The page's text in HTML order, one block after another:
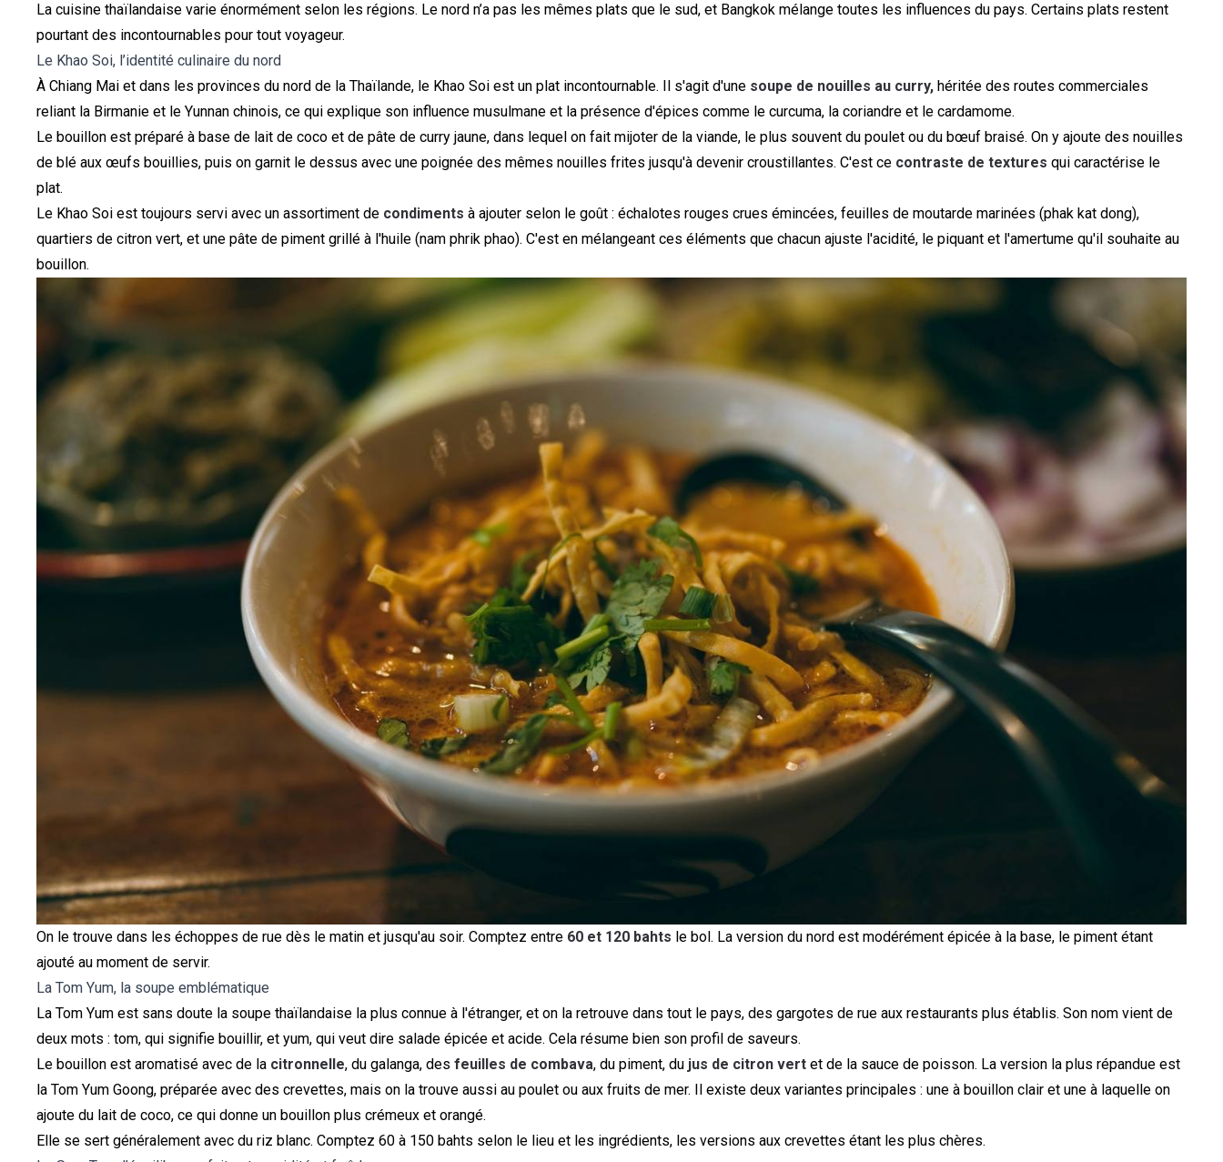
La cuisine thaïlandaise varie énormément selon les régions. Le nord n’a pas les mêmes plats que le sud, et Bangkok mélange toutes les influences du pays. Certains plats restent
pourtant des incontournables pour tout voyageur.
Le Khao Soi, l’identité culinaire du nord
À Chiang Mai et dans les provinces du nord de la Thaïlande, le Khao Soi est un plat incontournable. Il s'agit d'une soupe de nouilles au curry, héritée des routes commerciales
reliant la Birmanie et le Yunnan chinois, ce qui explique son influence musulmane et la présence d'épices comme le curcuma, la coriandre et le cardamome.
Le bouillon est préparé à base de lait de coco et de pâte de curry jaune, dans lequel on fait mijoter de la viande, le plus souvent du poulet ou du bœuf braisé. On y ajoute des nouilles
de blé aux œufs bouillies, puis on garnit le dessus avec une poignée des mêmes nouilles frites jusqu'à devenir croustillantes. C'est ce contraste de textures qui caractérise le
plat.
Le Khao Soi est toujours servi avec un assortiment de condiments à ajouter selon le goût : échalotes rouges crues émincées, feuilles de moutarde marinées (phak kat dong),
quartiers de citron vert, et une pâte de piment grillé à l'huile (nam phrik phao). C'est en mélangeant ces éléments que chacun ajuste l'acidité, le piquant et l'amertume qu'il souhaite au
bouillon.
On le trouve dans les échoppes de rue dès le matin et jusqu'au soir. Comptez entre 60 et 120 bahts le bol. La version du nord est modérément épicée à la base, le piment étant
ajouté au moment de servir.
La Tom Yum, la soupe emblématique
La Tom Yum est sans doute la soupe thaïlandaise la plus connue à l'étranger, et on la retrouve dans tout le pays, des gargotes de rue aux restaurants plus établis. Son nom vient de
deux mots : tom, qui signifie bouillir, et yum, qui veut dire salade épicée et acide. Cela résume bien son profil de saveurs.
Le bouillon est aromatisé avec de la citronnelle, du galanga, des feuilles de combava, du piment, du jus de citron vert et de la sauce de poisson. La version la plus répandue est
la Tom Yum Goong, préparée avec des crevettes, mais on la trouve aussi au poulet ou aux fruits de mer. Il existe deux variantes principales : une à bouillon clair et une à laquelle on
ajoute du lait de coco, ce qui donne un bouillon plus crémeux et orangé.
Elle se sert généralement avec du riz blanc. Comptez 60 à 150 bahts selon le lieu et les ingrédients, les versions aux crevettes étant les plus chères.